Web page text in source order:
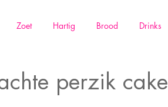
Zoet Hartig Brood Drinks
perzik cake